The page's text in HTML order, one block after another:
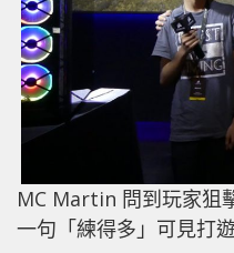
MC Martin 問到玩家狙
一句「練得多」可見打